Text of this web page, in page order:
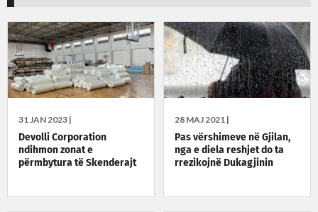
31 JAN 2023 |
Devolli Corporation
ndihmon zonat e
përmbytura të Skenderajt
28 MAJ 2021 |
Pas vërshimeve në Gjilan,
nga e diela reshjet do ta
rrezikojnë Dukagjinin